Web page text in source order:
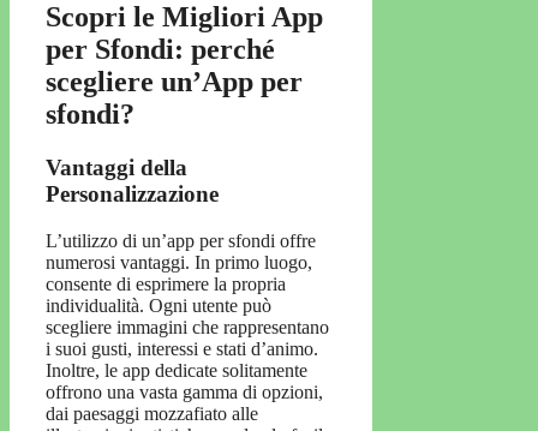
Scopri le Migliori App
per Sfondi: perché
scegliere un’App per
sfondi?
Vantaggi della
Personalizzazione
L’utilizzo di un’app per sfondi offre
numerosi vantaggi. In primo luogo,
consente di esprimere la propria
individualità. Ogni utente può
scegliere immagini che rappresentano
i suoi gusti, interessi e stati d’animo.
Inoltre, le app dedicate solitamente
offrono una vasta gamma di opzioni,
dai paesaggi mozzafiato alle